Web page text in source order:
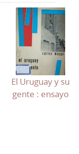
El Uruguay y su
gente : ensayo